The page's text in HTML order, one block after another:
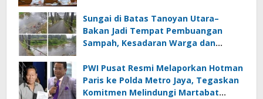
Sungai di Batas Tanoyan Utara–
Bakan Jadi Tempat Pembuangan
Sampah, Kesadaran Warga dan
PWI Pusat Resmi Melaporkan Hotman
Paris ke Polda Metro Jaya, Tegaskan
Komitmen Melindungi Martabat